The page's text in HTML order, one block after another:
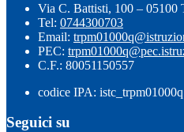
Via C. Battisti, 100 – 05100
Tel: 0744300703
Email:
PEC:
C.F.: 80051150557
codice IPA: istc_trpm01000q
Seguici su